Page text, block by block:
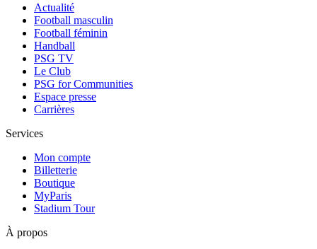
Actualité
Football masculin
Football féminin
Handball
PSG TV
Le Club
PSG for Communities
Espace presse
Carrières
Services
Mon compte
Billetterie
Boutique
MyParis
Stadium Tour
À propos